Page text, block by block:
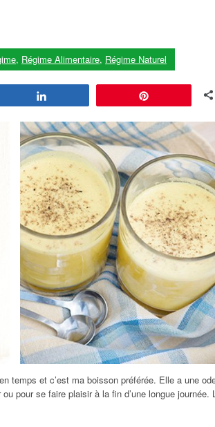
, Régime Alimentaire, Régime Naturel
temps et c’est ma boisson préférée. Elle a une
pour se faire plaisir à la fin d’une longue journée.